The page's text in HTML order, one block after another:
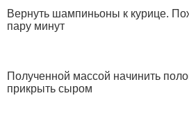
Вернуть шампиньоны к курице.
пару минут
Полученной массой начинить
прикрыть сыром